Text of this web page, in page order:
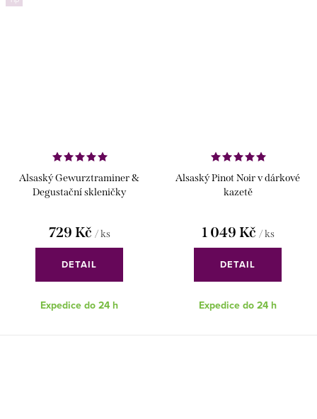
Alsaský Gewurztraminer &
Degustační skleničky
729 Kč / ks
DETAIL
Expedice do 24 h
Alsaský Pinot Noir v dárkové
kazetě
1 049 Kč / ks
DETAIL
Expedice do 24 h